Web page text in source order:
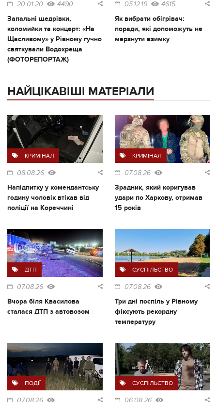
20.01.20 4490
Запальні щедрівки,
коломийки та концерт: «На
Щасливому» у Рівному гучно
святкували Водохреща
(ФОТОРЕПОРТАЖ)
05.12.19 4615
Як вибрати обігрівач:
поради, які допоможуть не
мерзнути взимку
НАЙЦІКАВІШІ МАТЕРІАЛИ
КРИМІНАЛ
08.08.26
Напідпитку у комендантську
годину чоловік втікав від
поліції на Кореччині
КРИМІНАЛ
07.08.26
Зрадник, який коригував
удари по Харкову, отримав
15 років
ДТП
07.08.26
Вчора біля Квасилова
сталася ДТП з автовозом
СУСПІЛЬСТВО
07.08.26
Три дні поспіль у Рівному
фіксують рекордну
температуру
ПОДІЇ СУСПІЛЬСТВО